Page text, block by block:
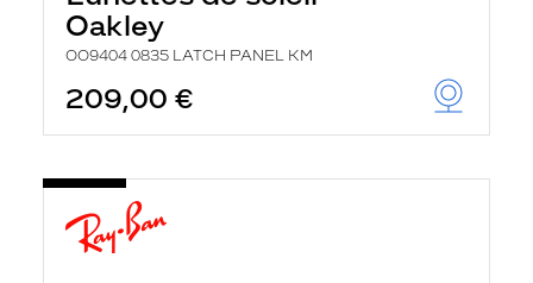
Oakley
OO9404 0835 LATCH PANEL KM
209,00 €